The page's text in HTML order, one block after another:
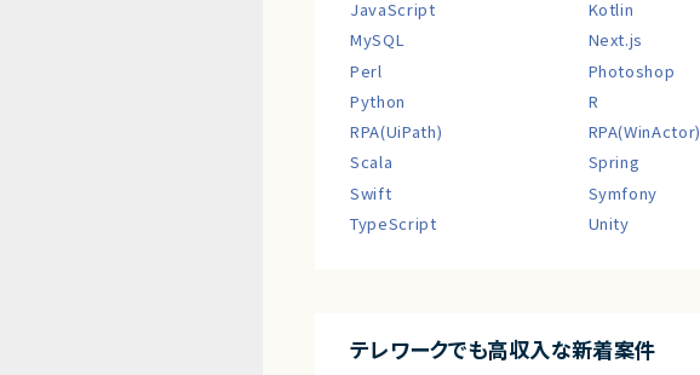
JavaScript
Kotlin
MySQL
Next.js
Perl
Photoshop
Python
R
RPA(UiPath)
RPA(WinActor)
Scala
Spring
Swift
Symfony
TypeScript
Unity
テレワークでも高収入な新着案件